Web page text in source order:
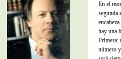
En el
segunda
hay una
Primera:
número